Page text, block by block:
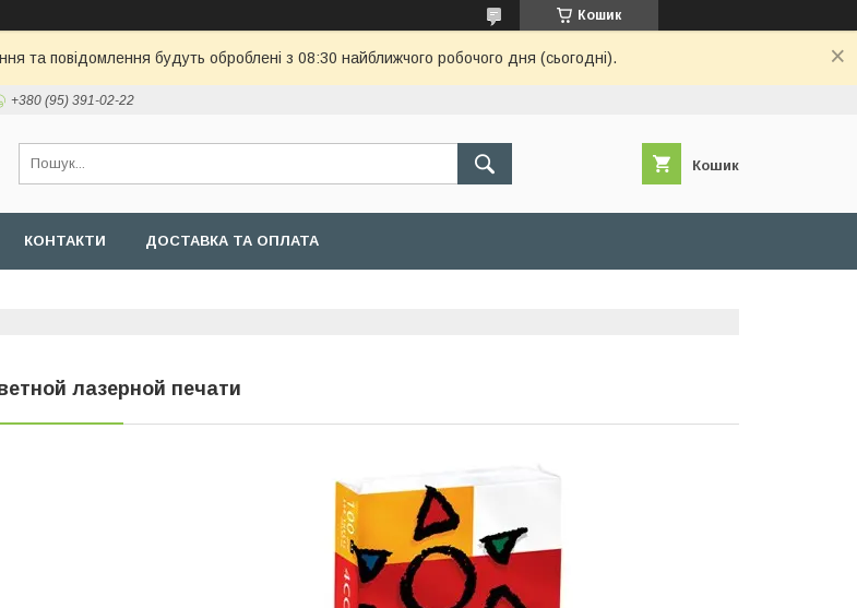
Кошик
та повідомлення будуть оброблені з 08:30 найближчого робочого дня (сьогодні).
+380 (95) 391-02-22
Кошик
КОНТАКТИ ДОСТАВКА ТА ОПЛАТА
лазерной печати